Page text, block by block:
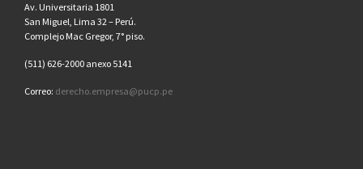
Av. Universitaria 1801
San Miguel, Lima 32 – Perú.
Complejo Mac Gregor, 7° piso.
(511) 626-2000 anexo 5141
Correo: derecho.empresa@pucp.pe